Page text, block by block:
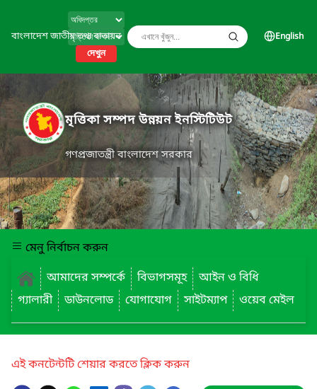
বাংলাদেশ জাতীয় তথ্য বাতায়ন
দেখুন
English
মৃত্তিকা সম্পদ উন্নয়ন ইনস্টিটিউট
গণপ্রজাতন্ত্রী বাংলাদেশ সরকার
মেনু নির্বাচন করুন
আমাদের সম্পর্কে
বিভাগসমূহ
আইন ও বিধি
গ্যালারী
ডাউনলোড যোগাযোগ সাইটম্যাপ ওয়েব মেইল
এই কনটেন্টটি শেয়ার করতে ক্লিক করুন